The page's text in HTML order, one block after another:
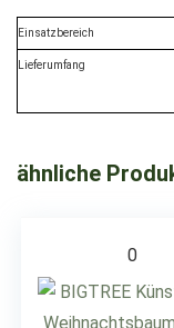
Einsatzbereich
Lieferumfang
ähnliche
0